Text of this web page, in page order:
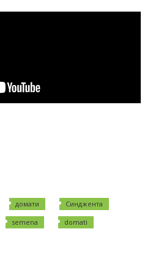
домати
Синджента
semena
domati